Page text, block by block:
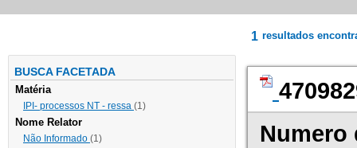
BUSCA FACETADA
Matéria
IPI- processos NT - ressa (1)
Nome Relator
Não Informado (1)
1 resultados
Numero